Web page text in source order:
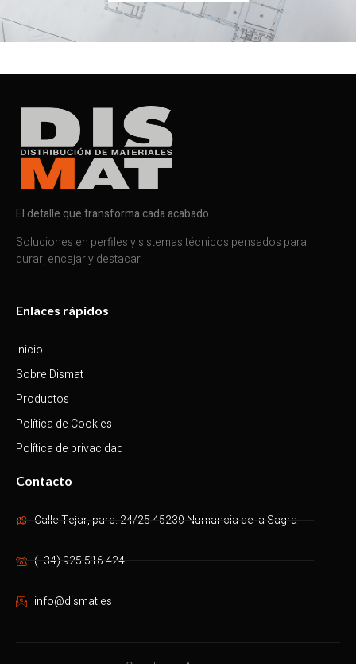
El detalle que transforma cada acabado.
Soluciones en perfiles y sistemas técnicos pensados para
durar, encajar y destacar.
Enlaces rápidos
Inicio
Sobre Dismat
Productos
Política de Cookies
Política de privacidad
Contacto
Calle Tejar, parc. 24/25 45230 Numancia de la Sagra
(+34) 925 516 424
info@dismat.es